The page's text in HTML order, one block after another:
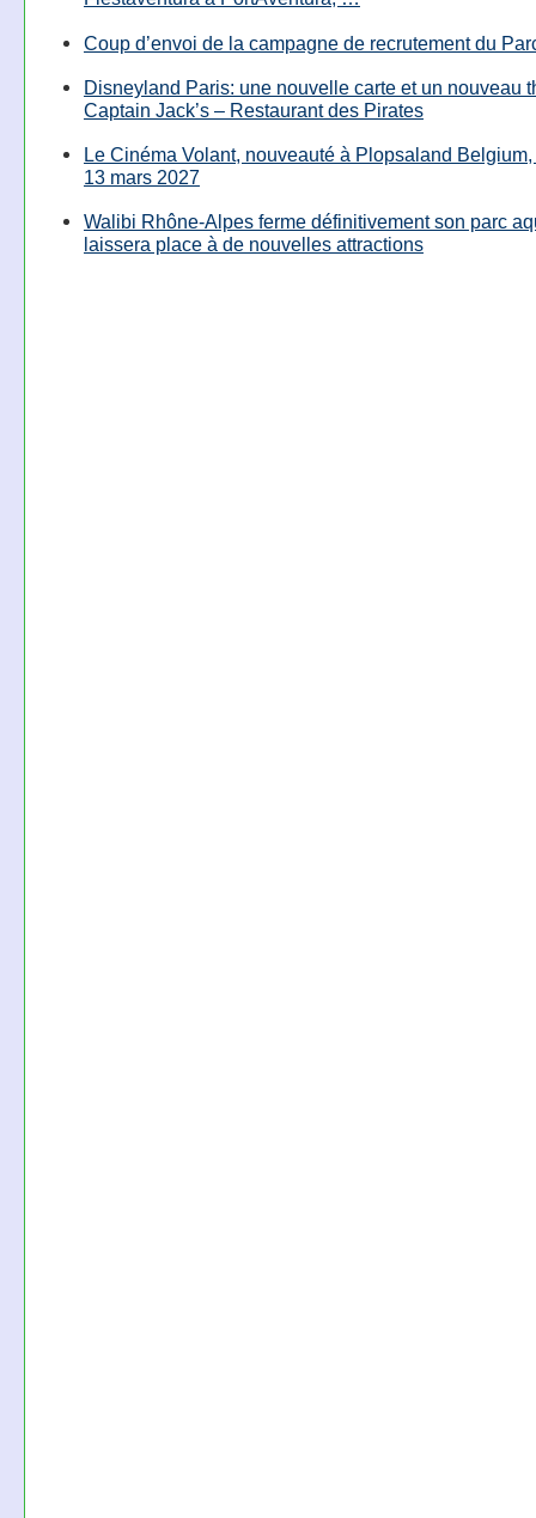
Coup d’envoi de la campagne de recrutement du
Disneyland Paris: une nouvelle carte et un nouveau
Captain Jack’s – Restaurant des Pirates
Le Cinéma Volant, nouveauté à Plopsaland
13 mars 2027
Walibi Rhône-Alpes ferme définitivement son parc
laissera place à de nouvelles attractions